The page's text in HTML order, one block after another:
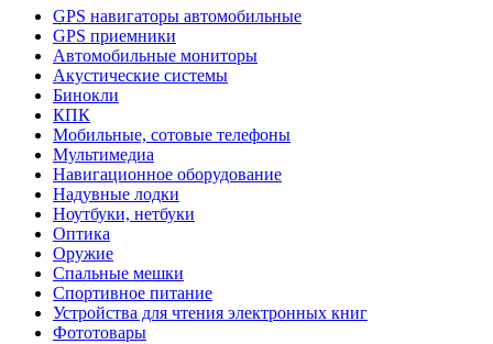
GPS навигаторы автомобильные
GPS приемники
Автомобильные мониторы
Акустические системы
Бинокли
КПК
Мобильные, сотовые телефоны
Мультимедиа
Навигационное оборудование
Надувные лодки
Ноутбуки, нетбуки
Оптика
Оружие
Спальные мешки
Спортивное питание
Устройства для чтения электронных книг
Фототовары